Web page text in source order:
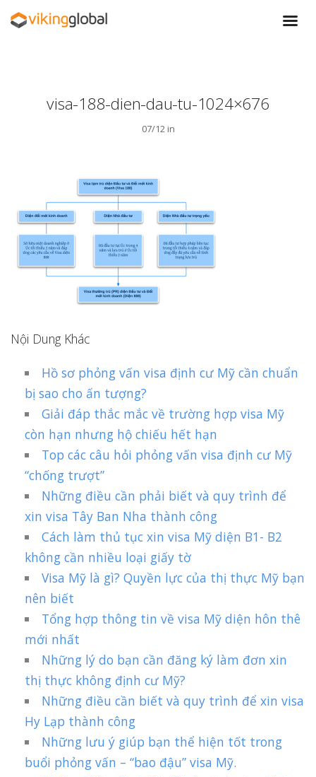
visa-188-dien-dau-tu-1024×676
07/12 in
Nội Dung Khác
Hồ sơ phỏng vấn visa định cư Mỹ cần chuẩn
bị sao cho ấn tượng?
Giải đáp thắc mắc về trường hợp visa Mỹ
còn hạn nhưng hộ chiếu hết hạn
Top các câu hỏi phỏng vấn visa định cư Mỹ
“chống trượt”
Những điều cần phải biết và quy trình để
xin visa Tây Ban Nha thành công
Cách làm thủ tục xin visa Mỹ diện B1- B2
không cần nhiều loại giấy tờ
Visa Mỹ là gì? Quyền lực của thị thực Mỹ bạn
nên biết
Tổng hợp thông tin về visa Mỹ diện hôn thê
mới nhất
Những lý do bạn cần đăng ký làm đơn xin
thị thực không định cư Mỹ?
Những điều cần biết và quy trình để xin visa
Hy Lạp thành công
Những lưu ý giúp bạn thể hiện tốt trong
buổi phỏng vấn – “bao đậu” visa Mỹ.